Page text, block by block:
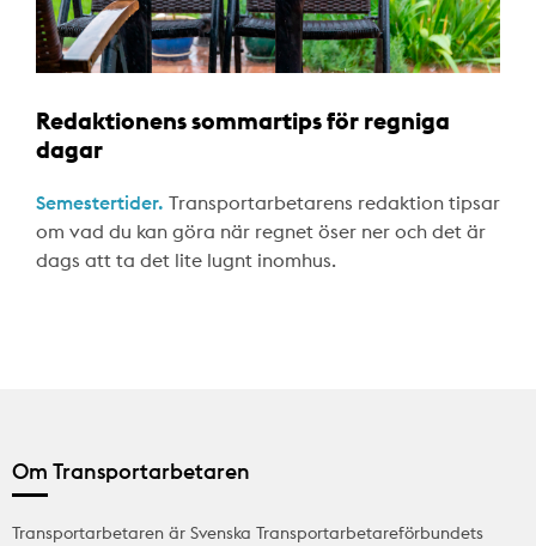
Redaktionens sommartips för regniga
dagar
Semestertider. Transportarbetarens redaktion tipsar
om vad du kan göra när regnet öser ner och det är
dags att ta det lite lugnt inomhus.
Om Transportarbetaren
Transportarbetaren är Svenska Transportarbetareförbundets